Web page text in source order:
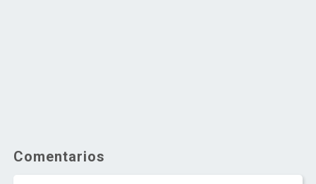
Comentarios